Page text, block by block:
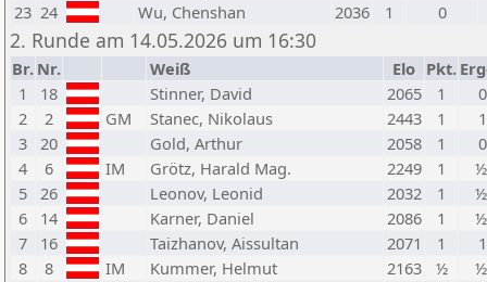
23 24 Wu, Chenshan 2036 1 0
2. Runde am 14.05.2026 um 16:30
Br. Nr. Weiß Elo Pkt.
1
18 Stinner, David 2065 1
2
2 GM Stanec, Nikolaus 2443 1
3
20 Gold, Arthur 2058 1
4
6 IM Grötz, Harald Mag. 2249 1
5
26 Leonov, Leonid 2032 1
6
14 Karner, Daniel 2086 1
7
16 Taizhanov, Aissultan 2071 1
8
8 IM Kummer, Helmut 2163 ½